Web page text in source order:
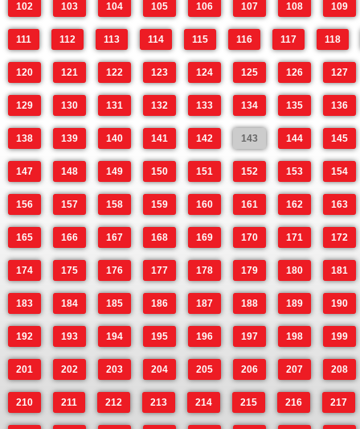
102 103 104 105 106 107 108 109
111 112 113 114 115 116 117 118
120 121 122 123 124 125 126 127
129 130 131 132 133 134 135 136
138 139 140 141 142 143 144 145
147 148 149 150 151 152 153 154
156 157 158 159 160 161 162 163
165 166 167 168 169 170 171 172
174 175 176 177 178 179 180 181
183 184 185 186 187 188 189 190
192 193 194 195 196 197 198 199
201 202 203 204 205 206 207 208
210 211 212 213 214 215 216 217